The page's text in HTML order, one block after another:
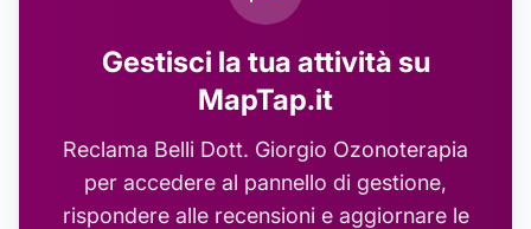
Gestisci la tua attività su
MapTap.it
Reclama Belli Dott. Giorgio Ozonoterapia
per accedere al pannello di gestione,
rispondere alle recensioni e aggiornare le